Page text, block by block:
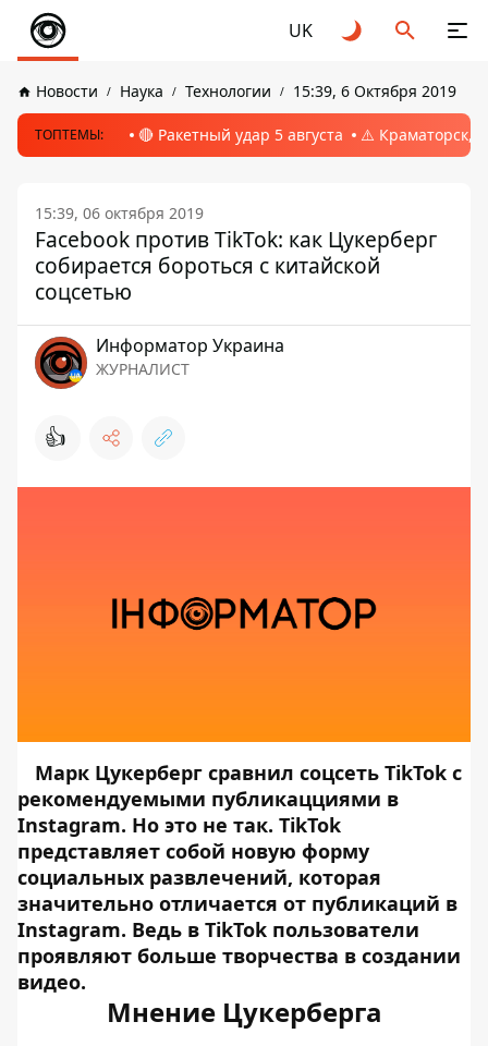
UK
Новости Наука Технологии 15:39, 6 Октября 2019
ТОПТЕМЫ: 🔴 Ракетный удар 5 августа ⚠️ Краматорск,
15:39, 06 октября 2019
Facebook против TikTok: как Цукерберг
собирается бороться с китайской
соцсетью
Информатор Украина
ЖУРНАЛИСТ
👍
Марк Цукерберг сравнил соцсеть TikTok с
рекомендуемыми публикацциями в
Instagram. Но это не так. TikTok
представляет собой новую форму
социальных развлечений, которая
значительно отличается от публикаций в
Instagram. Ведь в TikTok пользователи
проявляют больше творчества в создании
видео.
Мнение Цукерберга